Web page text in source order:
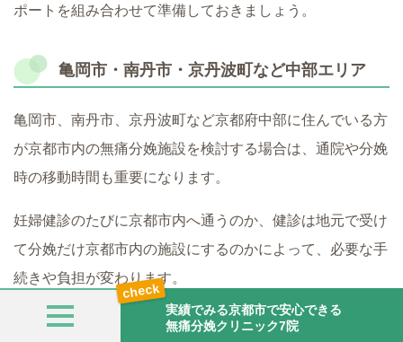
ポートを組み合わせて準備しておきましょう。
亀岡市・南丹市・京丹波町など中部エリア
亀岡市、南丹市、京丹波町など京都府中部に住んでいる方
が京都市内の無痛分娩施設を検討する場合は、通院や分娩
時の移動時間も重要になります。
妊婦健診のたびに京都市内へ通うのか、健診は地元で受け
て分娩だけ京都市内の施設にするのかによって、必要な手
続きや負担が変わります。
確認しておきたいポイントは、次の通りです。
実績でみる京都市で安心できる
無痛分娩クリニック7院